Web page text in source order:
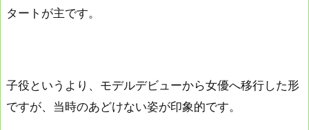
タートが主です。
子役というより、モデルデビューから女優へ移行した形
ですが、当時のあどけない姿が印象的です。